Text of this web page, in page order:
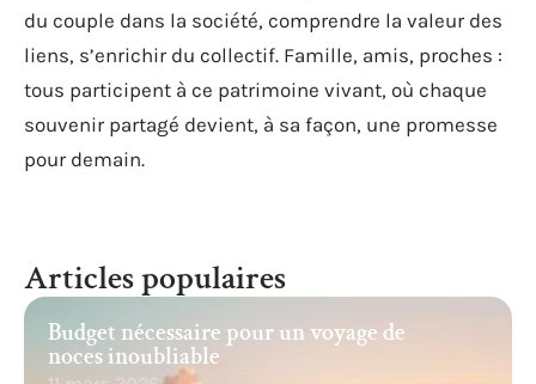
du couple dans la société, comprendre la valeur des
liens, s’enrichir du collectif. Famille, amis, proches :
tous participent à ce patrimoine vivant, où chaque
souvenir partagé devient, à sa façon, une promesse
pour demain.
Articles populaires
Budget nécessaire pour un voyage de
noces inoubliable